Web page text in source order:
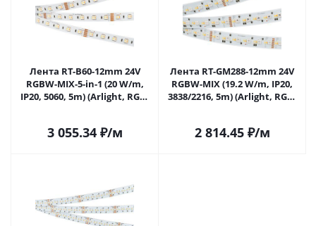
Лента RT-B60-12mm 24V
RGBW-MIX-5-in-1 (20 W/m,
IP20, 5060, 5m) (Arlight, RGB-
3 055.34₽/м
Лента RT-GM288-12mm 24V
RGBW-MIX (19.2 W/m, IP20,
3838/2216, 5m) (Arlight, RGB-
2 814.45₽/м